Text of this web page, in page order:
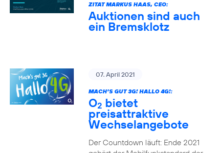
ZITAT MARKUS HAAS, CEO:
Auktionen sind auch
ein Bremsklotz
07. April 2021
MACH’S GUT 3G! HALLO 4G!:
O2 bietet
preisattraktive
Wechselangebote
Der Countdown läuft: Ende 2021